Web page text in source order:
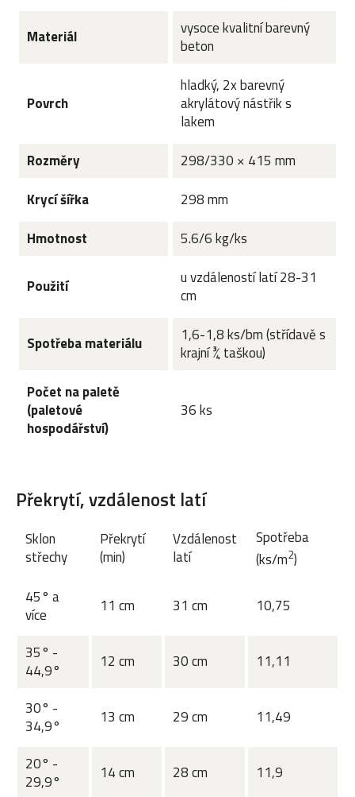
Materiál
vysoce kvalitní barevný
beton
Povrch
hladký, 2x barevný
akrylátový nástřik s
lakem
Rozměry
298/330 × 415 mm
Krycí šířka
298 mm
Hmotnost
5.6/6 kg/ks
Použití
u vzdáleností latí 28-31
cm
Spotřeba materiálu
1,6-1,8 ks/bm (střídavě s
krajní ¾ taškou)
Počet na paletě
(paletové
hospodářství)
36 ks
Překrytí, vzdálenost latí
Sklon
střechy
Překrytí
(min)
Vzdálenost
latí
Spotřeba
(ks/m2)
45° a
více
11 cm 31 cm 10,75
35° -
44,9°
12 cm 30 cm 11,11
30° -
34,9°
13 cm 29 cm 11,49
20° -
29,9°
14 cm 28 cm 11,9